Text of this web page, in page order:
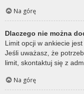
Na górę
Dlaczego nie można
Limit opcji w ankiecie
Jeśli uważasz, że
limit, skontaktuj się z
Na górę